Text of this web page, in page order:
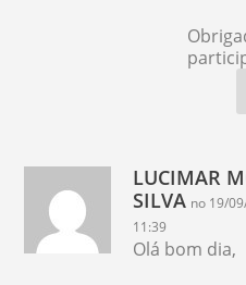
LUCIMAR
SILVA no 19/
11:39
Olá bom dia,